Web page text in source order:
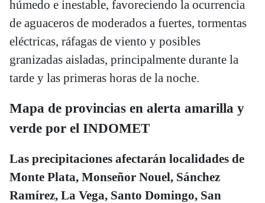
húmedo e inestable, favoreciendo la ocurrencia
de aguaceros de moderados a fuertes, tormentas
eléctricas, ráfagas de viento y posibles
granizadas aisladas, principalmente durante la
tarde y las primeras horas de la noche.
Mapa de provincias en alerta amarilla y
verde por el INDOMET
Las precipitaciones afectarán localidades de
Monte Plata, Monseñor Nouel, Sánchez
Ramírez, La Vega, Santo Domingo, San